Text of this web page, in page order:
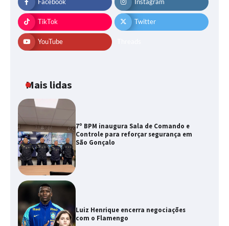
Facebook Instagram
TikTok Twitter
YouTube
Mais lidas
7º BPM inaugura Sala de Comando e
Controle para reforçar segurança em
São Gonçalo
Luiz Henrique encerra negociações
com o Flamengo